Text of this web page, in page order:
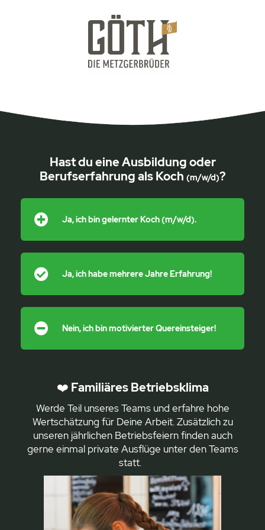
Hast du eine Ausbildung oder
Berufserfahrung als Koch (m/w/d)?
Ja, ich bin gelernter Koch (m/w/d).
Ja, ich habe mehrere Jahre Erfahrung!
Nein, ich bin motivierter Quereinsteiger!
❤️ Familiäres Betriebsklima
Werde Teil unseres Teams und erfahre hohe
Wertschätzung für Deine Arbeit. Zusätzlich zu
unseren jährlichen Betriebsfeiern finden auch
gerne einmal private Ausflüge unter den Teams
statt.